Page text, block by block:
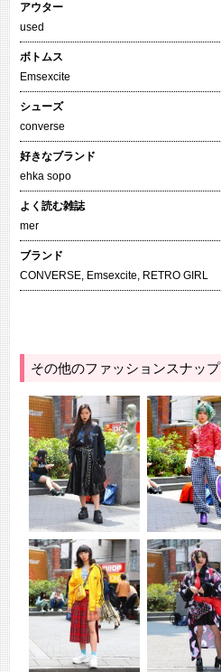
アウター
used
ボトムス
Emsexcite
シューズ
converse
好きなブランド
ehka sopo
よく読む雑誌
mer
ブランド
CONVERSE, Emsexcite, RETRO GIRL
その他のファッションスナップ